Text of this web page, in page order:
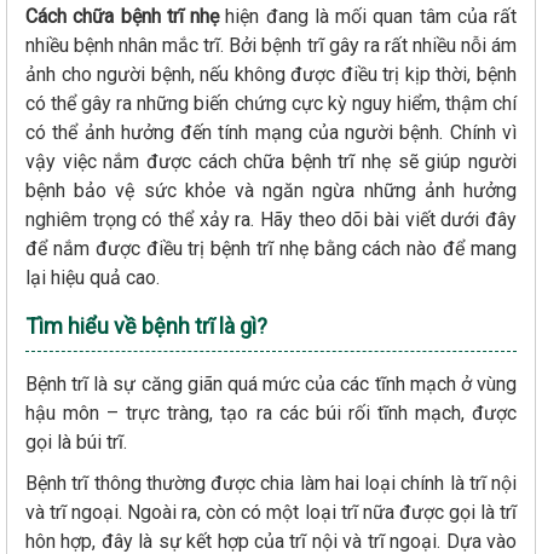
Cách chữa bệnh trĩ nhẹhiện đang là mối quan tâm của rất
nhiều bệnh nhân mắc trĩ. Bởi bệnh trĩ gây ra rất nhiều nỗi ám
ảnh cho người bệnh, nếu không được điều trị kịp thời, bệnh
có thể gây ra những biến chứng cực kỳ nguy hiểm, thậm chí
có thể ảnh hưởng đến tính mạng của người bệnh. Chính vì
vậy việc nắm được cách chữa bệnh trĩ nhẹ sẽ giúp người
bệnh bảo vệ sức khỏe và ngăn ngừa những ảnh hưởng
nghiêm trọng có thể xảy ra. Hãy theo dõi bài viết dưới đây
để nắm được điều trị bệnh trĩ nhẹ bằng cách nào để mang
lại hiệu quả cao.
Tìm hiểu về bệnh trĩ là gì?
Bệnh trĩ là sự căng giãn quá mức của các tĩnh mạch ở vùng
hậu môn – trực tràng, tạo ra các búi rối tĩnh mạch, được
gọi là búi trĩ.
Bệnh trĩ thông thường được chia làm hai loại chính là trĩ nội
và trĩ ngoại. Ngoài ra, còn có một loại trĩ nữa được gọi là trĩ
hôn hợp, đây là sự kết hợp của trĩ nội và trĩ ngoại. Dựa vào